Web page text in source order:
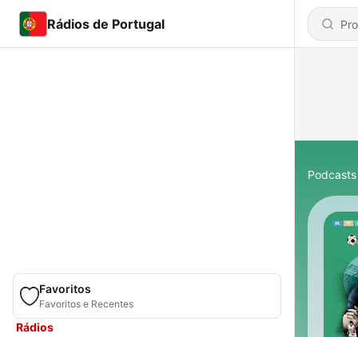
Rádios de Portugal
Favoritos
Favoritos e Recentes
Rádios
Podcasts